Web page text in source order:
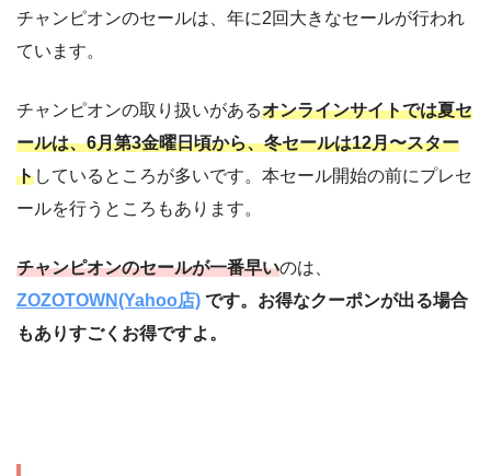
チャンピオンのセールは、年に2回大きなセールが行われ
ています。
チャンピオンの取り扱いがあるオンラインサイトでは夏セ
ールは、6月第3金曜日頃から、冬セールは12月〜スター
トしているところが多いです。本セール開始の前にプレセ
ールを行うところもあります。
チャンピオンのセールが一番早いのは、
ZOZOTOWN(Yahoo店) です。お得なクーポンが出る場合
もありすごくお得ですよ。